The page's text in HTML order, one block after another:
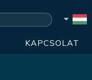
KAPCSOLAT